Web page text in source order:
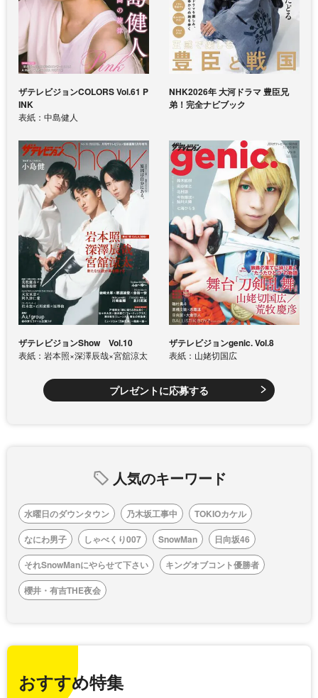
ザテレビジョンCOLORS Vol.61 P
INK
表紙：中島健人
NHK2026年 大河ドラマ 豊臣兄
弟！完全ナビブック
ザテレビジョンShow Vol.10
表紙：岩本照×深澤辰哉×宮舘涼太
ザテレビジョンgenic. Vol.8
表紙：山姥切国広
プレゼントに応募する
人気のキーワード
水曜日のダウンタウン 乃木坂工事中
TOKIOカケル
なにわ男子
しゃべくり007 SnowMan
日向坂46
それSnowManにやらせて下さい
キングオブコント優勝者
櫻井・有吉THE夜会
おすすめ特集